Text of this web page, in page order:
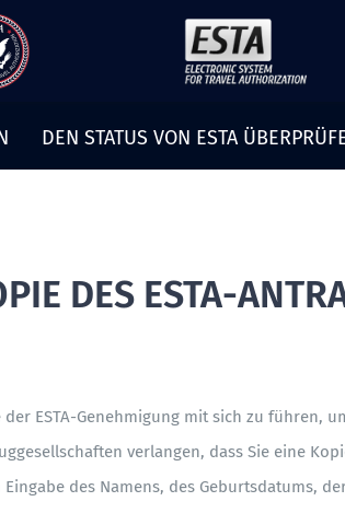
DEN STATUS VON ESTA
DES ESTA-
ESTA-Genehmigung mit sich zu führen,
verlangen, dass Sie eine
des Namens, des Geburtsdatums,